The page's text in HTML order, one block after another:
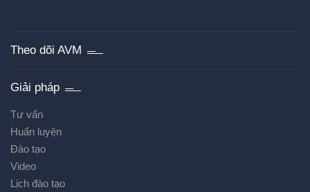
Theo dõi AVM
Giải pháp
Tư vấn
Huấn luyện
Đào tạo
Video
Lịch đào tạo